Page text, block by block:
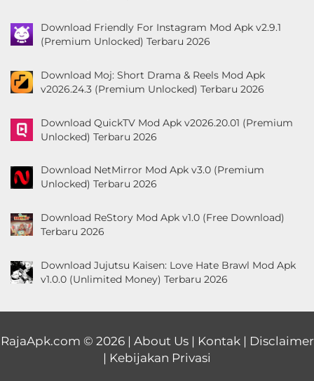
Download Friendly For Instagram Mod Apk v2.9.1
(Premium Unlocked) Terbaru 2026
Download Moj: Short Drama & Reels Mod Apk
v2026.24.3 (Premium Unlocked) Terbaru 2026
Download QuickTV Mod Apk v2026.20.01 (Premium
Unlocked) Terbaru 2026
Download NetMirror Mod Apk v3.0 (Premium
Unlocked) Terbaru 2026
Download ReStory Mod Apk v1.0 (Free Download)
Terbaru 2026
Download Jujutsu Kaisen: Love Hate Brawl Mod Apk
v1.0.0 (Unlimited Money) Terbaru 2026
RajaApk.com © 2026 | About Us| Kontak| Disclaimer
| Kebijakan Privasi